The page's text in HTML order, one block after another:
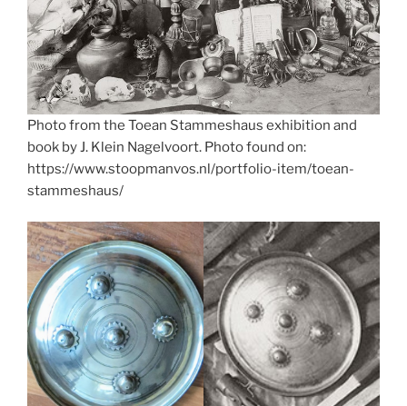
Photo from the Toean Stammeshaus exhibition and
book by J. Klein Nagelvoort. Photo found on:
https://www.stoopmanvos.nl/portfolio-item/toean-
stammeshaus/